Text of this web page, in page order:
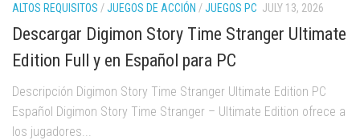
ALTOS REQUISITOS /JUEGOS DE ACCIÓN /JUEGOS PC JULY 13, 2026
Descargar Digimon Story Time Stranger Ultimate
Edition Full y en Español para PC
Descripción Digimon Story Time Stranger Ultimate Edition PC
Español Digimon Story Time Stranger – Ultimate Edition ofrece a
los jugadores...